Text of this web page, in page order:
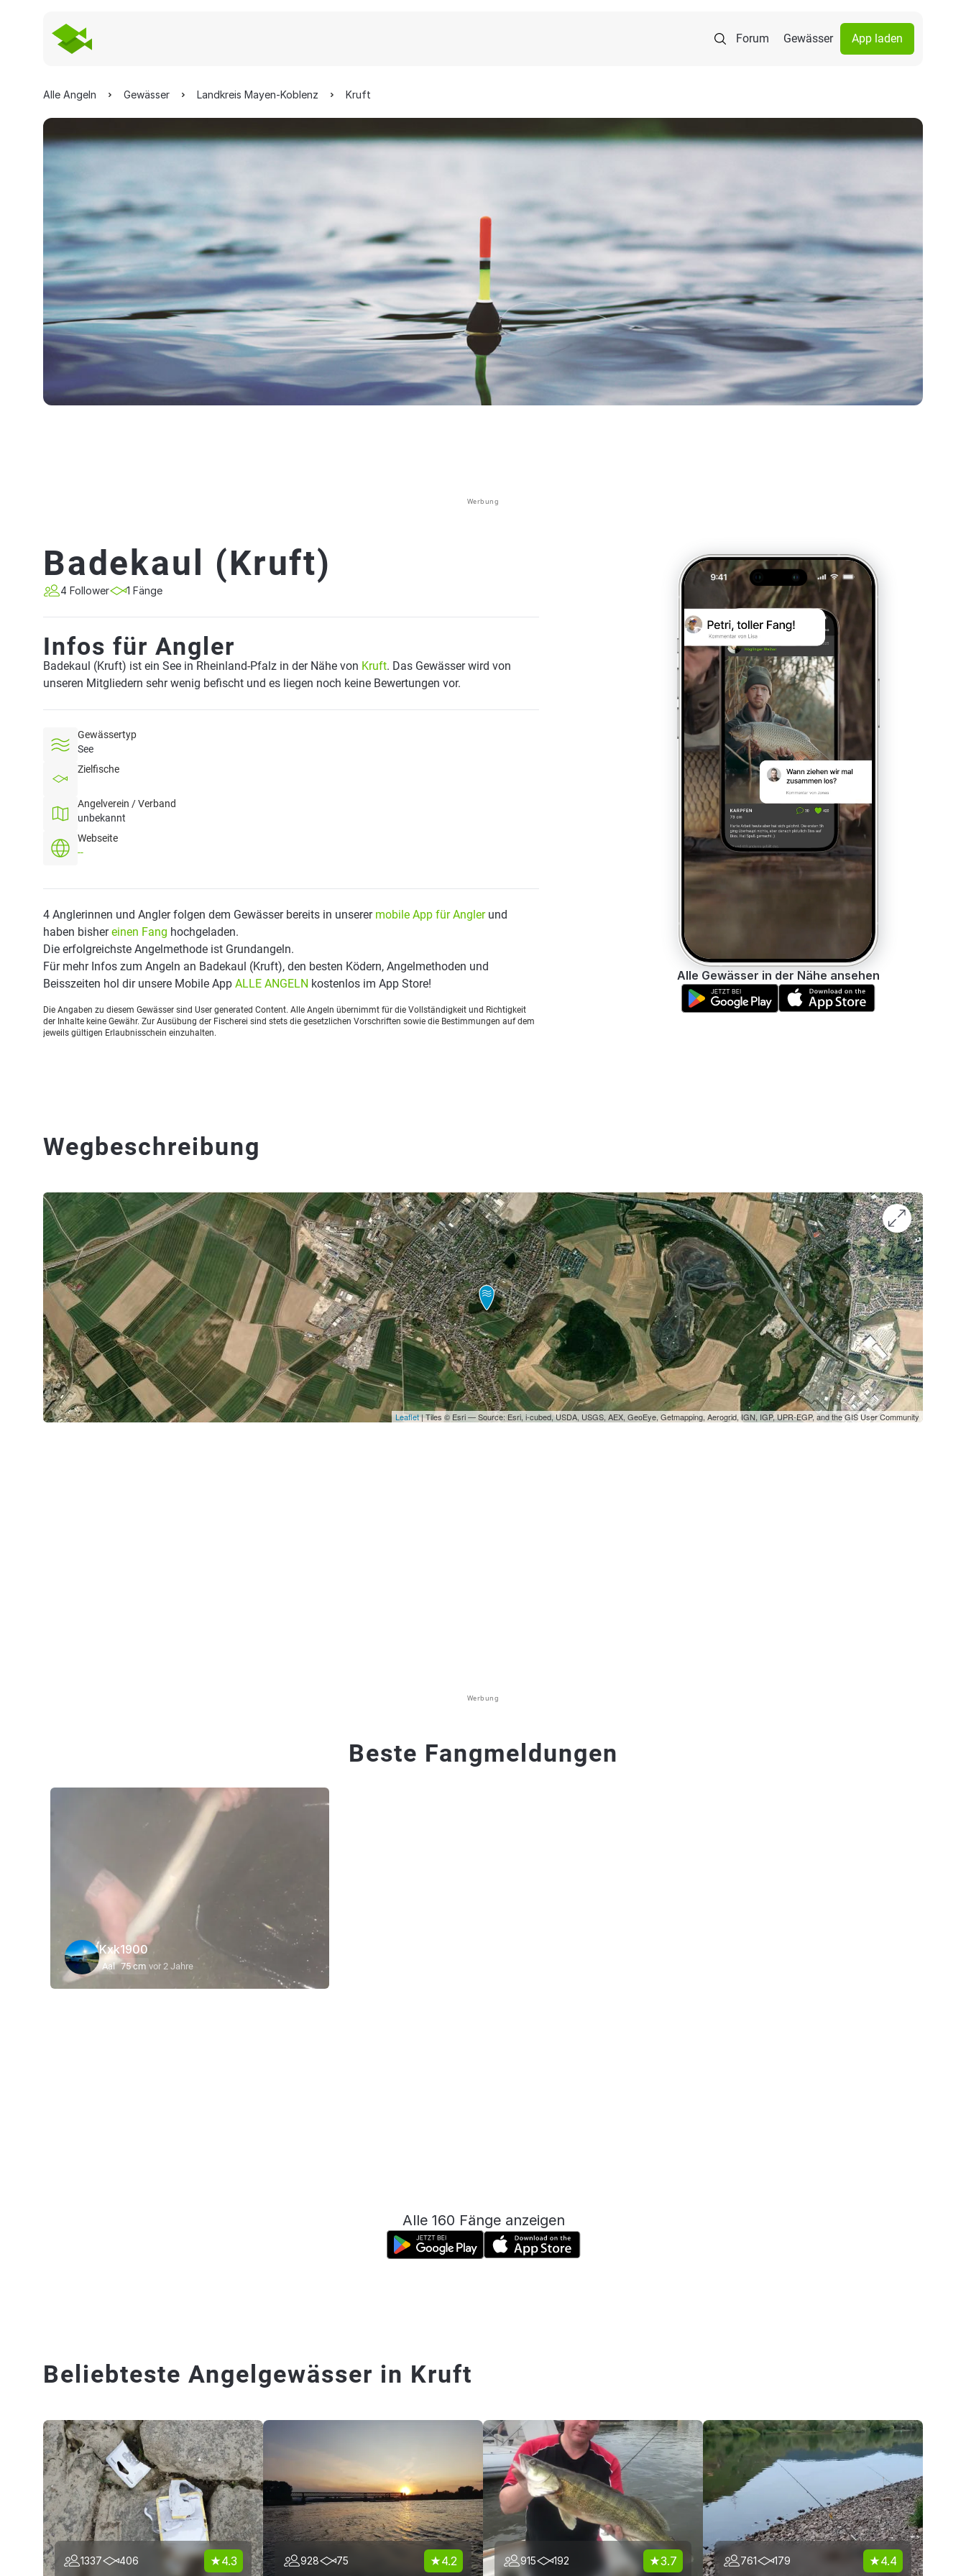
Forum Gewässer App laden
Alle Angeln Gewässer Landkreis Mayen-Koblenz Kruft
Werbung
Badekaul (Kruft)
4 Follower 1 Fänge
Infos für Angler
Badekaul (Kruft) ist ein See in Rheinland-Pfalz in der Nähe von Kruft. Das Gewässer wird von
unseren Mitgliedern sehr wenig befischt und es liegen noch keine Bewertungen vor.
Gewässertyp
See
Zielfische
Angelverein / Verband
unbekannt
Webseite
--
4 Anglerinnen und Angler folgen dem Gewässer bereits in unserer mobile App für Anglerund
haben bishereinen Fang hochgeladen.
Die erfolgreichste Angelmethode ist Grundangeln.
Für mehr Infos zum Angeln an Badekaul (Kruft), den besten Ködern, Angelmethoden und
Beisszeiten hol dir unsere Mobile App ALLE ANGELN kostenlos im App Store!
Die Angaben zu diesem Gewässer sind User generated Content. Alle Angeln übernimmt für die Vollständigkeit und Richtigkeit
der Inhalte keine Gewähr. Zur Ausübung der Fischerei sind stets die gesetzlichen Vorschriften sowie die Bestimmungen auf dem
jeweils gültigen Erlaubnisschein einzuhalten.
Alle Gewässer in der Nähe ansehen
Wegbeschreibung
Leaflet| Tiles © Esri — Source: Esri, i-cubed, USDA, USGS, AEX, GeoEye, Getmapping, Aerogrid, IGN, IGP, UPR-EGP, and the GIS User Community
Werbung
Beste Fangmeldungen
Kxk1900
Aal 75 cm vor 2 Jahre
Alle 160 Fänge anzeigen
Beliebteste Angelgewässer in Kruft
1337 406 4.3 928 75 4.2 915 192 3.7 761 179 4.4